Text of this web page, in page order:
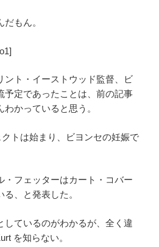
もん。
ント・イーストウッド監督、ビ
予定であったことは、前の記事
かっていると思う。
トは始まり、ビヨンセの妊娠で
・フェッターはカート・コバー
、と発表した。
しているのがわかるが、全く違
を知らない。